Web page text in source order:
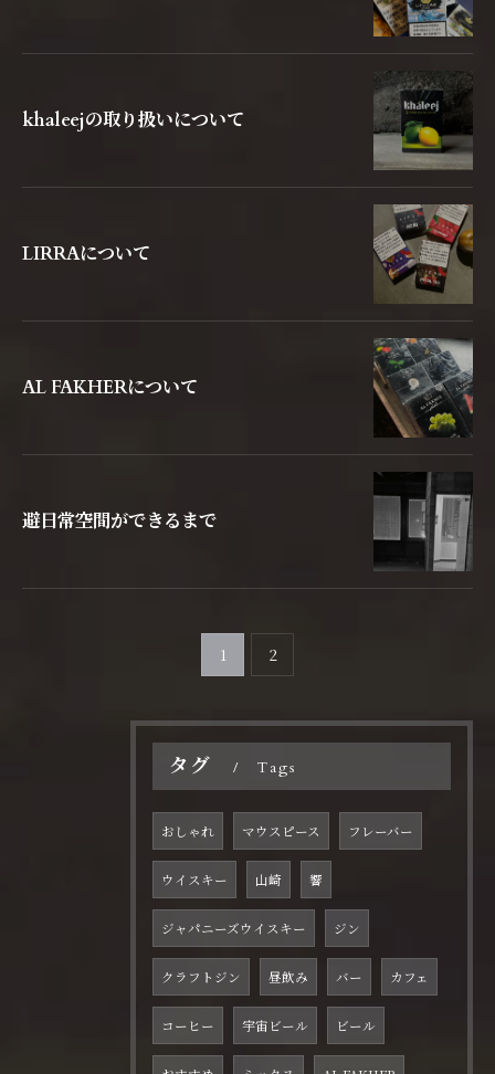
khaleejの取り扱いについて
LIRRAについて
AL FAKHERについて
避日常空間ができるまで
1 2
タグ Tags
おしゃれ マウスピース フレーバー
ウイスキー 山崎 響
ジャパニーズウイスキー ジン
クラフトジン 昼飲み バー カフェ
コーヒー 宇宙ビール ビール